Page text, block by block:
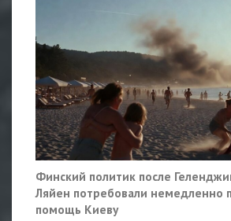
Финский политик после
Ляйен потребовали немедленно
помощь Киеву